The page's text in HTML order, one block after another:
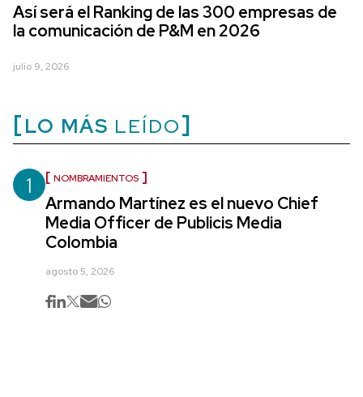
Así será el Ranking de las 300 empresas de
la comunicación de P&M en 2026
julio 9, 2026
LO MÁS LEÍDO
1 NOMBRAMIENTOS
Armando Martínez es el nuevo Chief
Media Officer de Publicis Media
Colombia
agosto 5, 2026